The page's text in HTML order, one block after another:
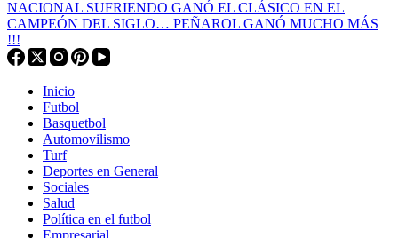
NACIONAL SUFRIENDO GANÓ EL CLÁSICO EN EL
CAMPEÓN DEL SIGLO… PEÑAROL GANÓ MUCHO MÁS
!!!
Inicio
Futbol
Basquetbol
Automovilismo
Turf
Deportes en General
Sociales
Salud
Política en el futbol
Empresarial